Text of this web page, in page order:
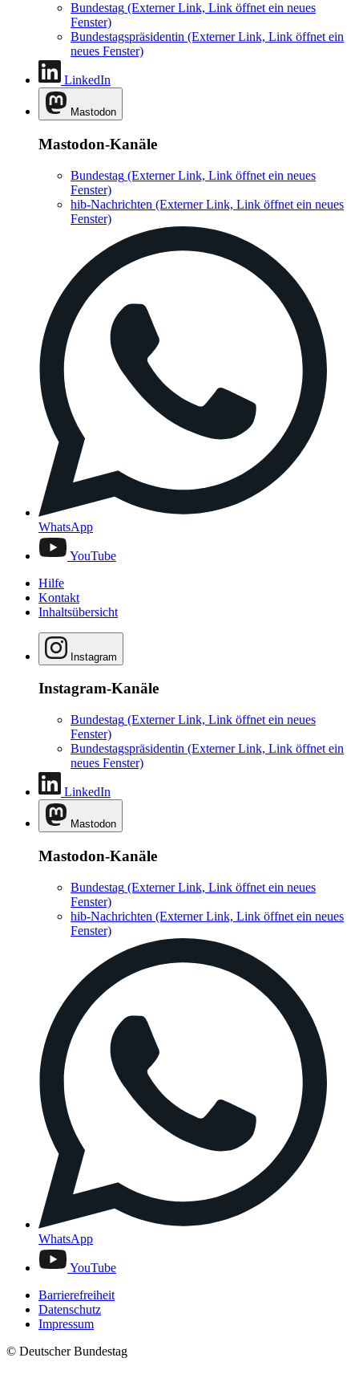
Bundestag (Externer Link, Link öffnet ein neues
Fenster)
Bundestagspräsidentin (Externer Link, Link öffnet ein
neues Fenster)
LinkedIn
Mastodon
Mastodon-Kanäle
Bundestag (Externer Link, Link öffnet ein neues
Fenster)
hib-Nachrichten (Externer Link, Link öffnet ein neues
Fenster)
WhatsApp
YouTube
Hilfe
Kontakt
Inhaltsübersicht
Instagram
Instagram-Kanäle
Bundestag (Externer Link, Link öffnet ein neues
Fenster)
Bundestagspräsidentin (Externer Link, Link öffnet ein
neues Fenster)
LinkedIn
Mastodon
Mastodon-Kanäle
Bundestag (Externer Link, Link öffnet ein neues
Fenster)
hib-Nachrichten (Externer Link, Link öffnet ein neues
Fenster)
WhatsApp
YouTube
Barrierefreiheit
Datenschutz
Impressum
© Deutscher Bundestag